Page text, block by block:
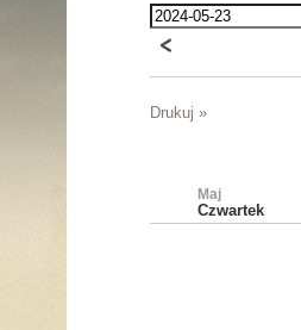
Drukuj »
Maj
Czwartek